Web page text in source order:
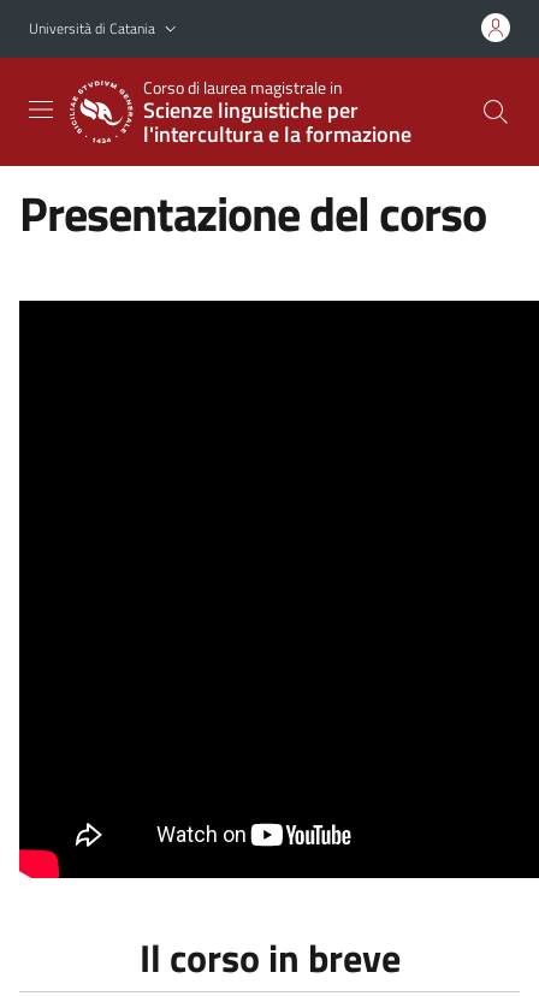
Vai al contenuto principale
Vai al menu di navigazione
Università di Catania
Corso di laurea magistrale in
Scienze linguistiche per
l'intercultura e la formazione
Presentazione del corso
Il corso in breve